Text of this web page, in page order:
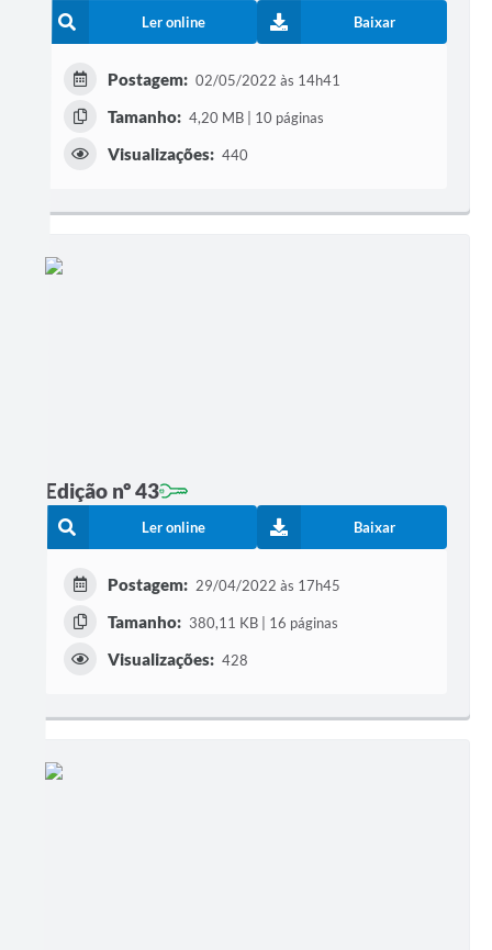
Ler online Baixar
Postagem: 02/05/2022 às 14h41
Tamanho: 4,20 MB | 10 páginas
Visualizações: 440
Edição nº 43
Ler online Baixar
Postagem: 29/04/2022 às 17h45
Tamanho: 380,11 KB | 16 páginas
Visualizações: 428